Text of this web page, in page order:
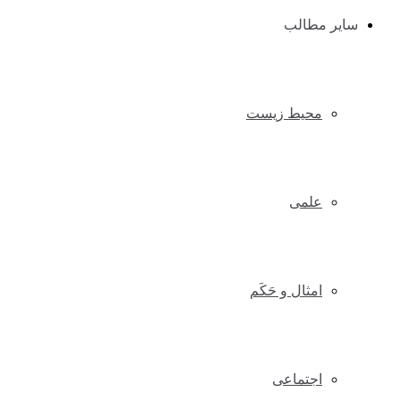
سایر مطالب
محیط زیست
علمی
امثال و حَکَم
اجتماعی